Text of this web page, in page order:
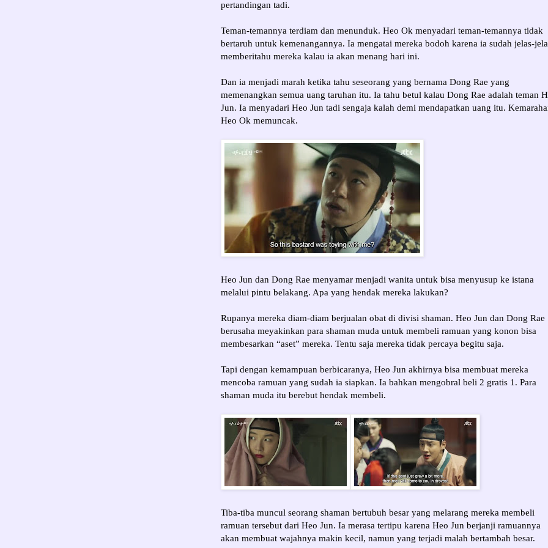
pertandingan tadi.
Teman-temannya terdiam dan menunduk. Heo Ok menyadari teman-temannya tidak
bertaruh untuk kemenangannya. Ia mengatai mereka bodoh karena ia sudah jelas-
memberitahu mereka kalau ia akan menang hari ini.
Dan ia menjadi marah ketika tahu seseorang yang bernama Dong Rae yang
memenangkan semua uang taruhan itu. Ia tahu betul kalau Dong Rae adalah teman
Jun. Ia menyadari Heo Jun tadi sengaja kalah demi mendapatkan uang itu.
Heo Ok memuncak.
Heo Jun dan Dong Rae menyamar menjadi wanita untuk bisa menyusup ke istana
melalui pintu belakang. Apa yang hendak mereka lakukan?
Rupanya mereka diam-diam berjualan obat di divisi shaman. Heo Jun dan Dong Rae
berusaha meyakinkan para shaman muda untuk membeli ramuan yang konon bisa
membesarkan “aset” mereka. Tentu saja mereka tidak percaya begitu saja.
Tapi dengan kemampuan berbicaranya, Heo Jun akhirnya bisa membuat mereka
mencoba ramuan yang sudah ia siapkan. Ia bahkan mengobral beli 2 gratis 1. Para
shaman muda itu berebut hendak membeli.
Tiba-tiba muncul seorang shaman bertubuh besar yang melarang mereka membeli
ramuan tersebut dari Heo Jun. Ia merasa tertipu karena Heo Jun berjanji ramuannya
akan membuat wajahnya makin kecil, namun yang terjadi malah bertambah besar.